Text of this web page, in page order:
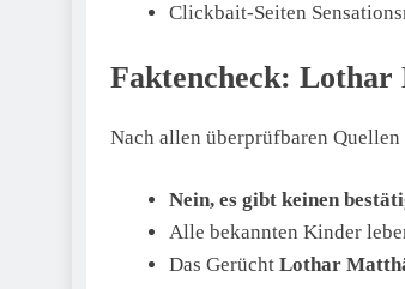
Clickbait-Seiten
Faktencheck: Lothar
Nach allen überprüfbaren
Nein, es gibt keinen
Alle bekannten Kinder
Das Gerücht Lothar